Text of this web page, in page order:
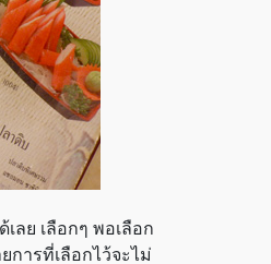
ลย เลือกๆ พอเลือก
การที่เลือกไว้จะไม่